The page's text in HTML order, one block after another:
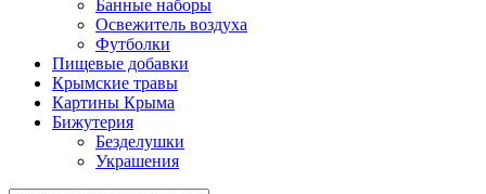
Банные наборы
Освежитель воздуха
Футболки
Пищевые добавки
Крымские травы
Картины Крыма
Бижутерия
Безделушки
Украшения